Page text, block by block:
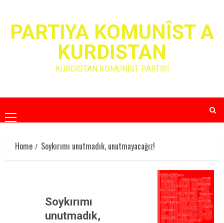
contentPARTIYA KOMUNÎST A
KURDISTAN
KÜRDİSTAN KOMÜNİST PARTİSİ
Primary
Menu
Home
Soykırımı unutmadık, unutmayacağız!
Soykırımı
unutmadık,